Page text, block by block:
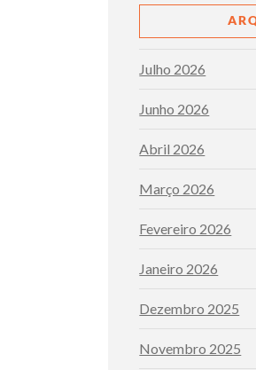
Julho 2026
Junho 2026
Abril 2026
Março 2026
Fevereiro 2026
Janeiro 2026
Dezembro 2025
Novembro 2025